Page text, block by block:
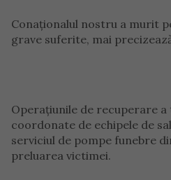
Conaționalul nostru a murit
grave suferite, mai
Operațiunile de recuperare
coordonate de echipele de
serviciul de pompe funebre
preluarea victimei.